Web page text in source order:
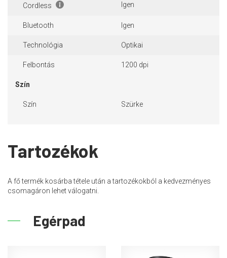
Cordless Igen
Bluetooth Igen
Technológia Optikai
Felbontás 1200 dpi
Szín
Szín Szürke
Tartozékok
A fő termék kosárba tétele után a tartozékokból a kedvezményes
csomagáron lehet válogatni.
Egérpad